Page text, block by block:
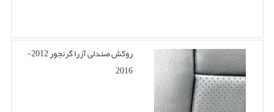
روکش صندلی آزرا گرنجور 2012-
2016